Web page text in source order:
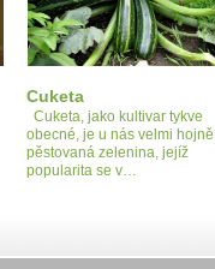
Cuketa
Cuketa, jako kultivar tykve
obecné, je u nás velmi hojně
pěstovaná zelenina, jejíž
popularita se v…